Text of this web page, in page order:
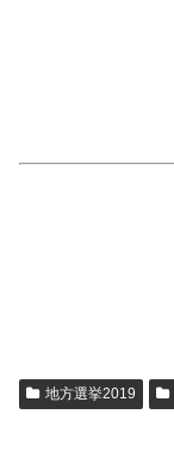
地方選挙2019